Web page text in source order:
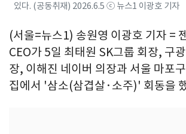
있다. (공동취재) 2026.6.5 ⓒ 뉴스1 이광호 기자
(서울=뉴스1) 송원영 이광호 기자 =
CEO가 5일 최태원 SK그룹 회장, 구
장, 이해진 네이버 의장과 서울 마포
집에서 '삼소(삼겹살·소주)' 회동을